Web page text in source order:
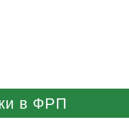
в ФРП